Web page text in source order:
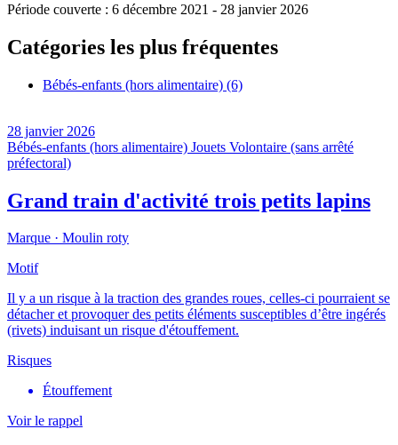
Période couverte : 6 décembre 2021 - 28 janvier 2026
Catégories les plus fréquentes
Bébés-enfants (hors alimentaire) (6)
28 janvier 2026
Bébés-enfants (hors alimentaire) Jouets Volontaire (sans arrêté
préfectoral)
Grand train d'activité trois petits lapins
Marque · Moulin roty
Motif
Il y a un risque à la traction des grandes roues, celles-ci pourraient se
détacher et provoquer des petits éléments susceptibles d’être ingérés
(rivets) induisant un risque d'étouffement.
Risques
Étouffement
Voir le rappel